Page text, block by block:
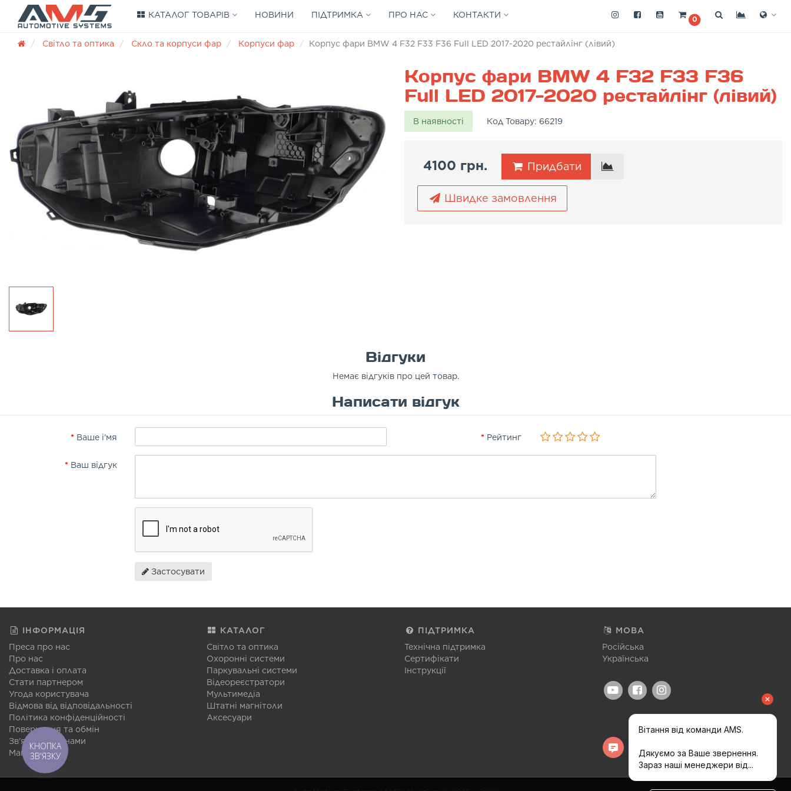
КАТАЛОГ ТОВАРІВ НОВИНИ ПІДТРИМКА ПРО НАС КОНТАКТИ 0
Світло та оптика Скло та корпуси фар Корпуси фар Корпус фари BMW 4 F32 F33 F36 Full LED 2017-2020 рестайлінг (лівий)
Корпус фари BMW 4 F32 F33 F36
Full LED 2017-2020 рестайлінг (лівий)
В наявності Код Товару: 66219
4100 грн. Придбати
Швидке замовлення
Відгуки
Немає відгуків про цей товар.
Написати відгук
Ваше і'мя Рейтинг
Ваш відгук
Застосувати
ІНФОРМАЦІЯ
Преса про нас
Про нас
Доставка і оплата
Стати партнером
Угода користувача
Відмова від відповідальності
Політика конфіденційності
Повернення та обмін
Зв'язатися з нами
Мапа сайту
КАТАЛОГ
Світло та оптика
Охоронні системи
Паркувальні системи
Відеореєстратори
Мультимедіа
Штатні магнітоли
Аксесуари
ПІДТРИМКА
Технічна підтримка
Сертифікати
Інструкції
МОВА
Російська
Українська
КНОПКА
ЗВ'ЯЗКУ